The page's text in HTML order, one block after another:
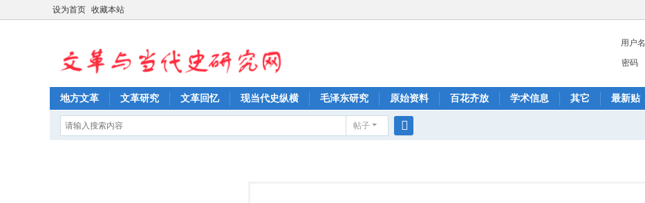
设为首页 收藏本站
用户名
密码
地方文革 文革研究 文革回忆 现当代史纵横 毛泽东研究 原始资料 百花齐放 学术信息 其它 最新贴
帖子